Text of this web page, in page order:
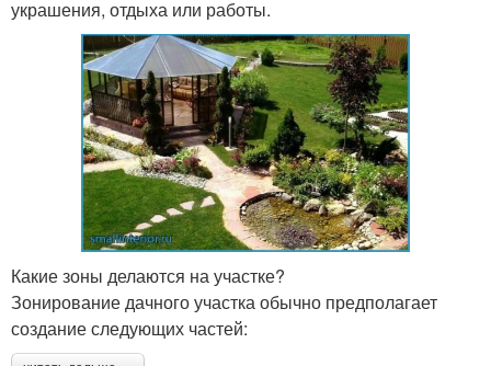
украшения, отдыха или работы.
Какие зоны делаются на участке?
Зонирование дачного участка обычно предполагает
создание следующих частей: